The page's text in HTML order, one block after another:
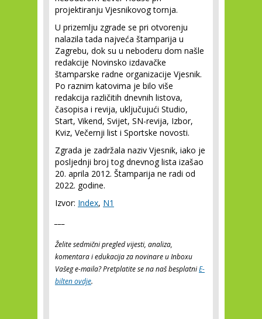
projektiranju Vjesnikovog tornja.
U prizemlju zgrade se pri otvorenju
nalazila tada najveća štamparija u
Zagrebu, dok su u neboderu dom našle
redakcije Novinsko izdavačke
štamparske radne organizacije Vjesnik.
Po raznim katovima je bilo više
redakcija različitih dnevnih listova,
časopisa i revija, uključujući Studio,
Start, Vikend, Svijet, SN-revija, Izbor,
Kviz, Večernji list i Sportske novosti.
Zgrada je zadržala naziv Vjesnik, iako je
posljednji broj tog dnevnog lista izašao
20. aprila 2012. Štamparija ne radi od
2022. godine.
Izvor: Index, N1
Želite sedmični pregled vijesti, analiza,
komentara i edukacija za novinare u Inboxu
Vašeg e-maila? Pretplatite se na naš besplatniE-
bilten ovdje.